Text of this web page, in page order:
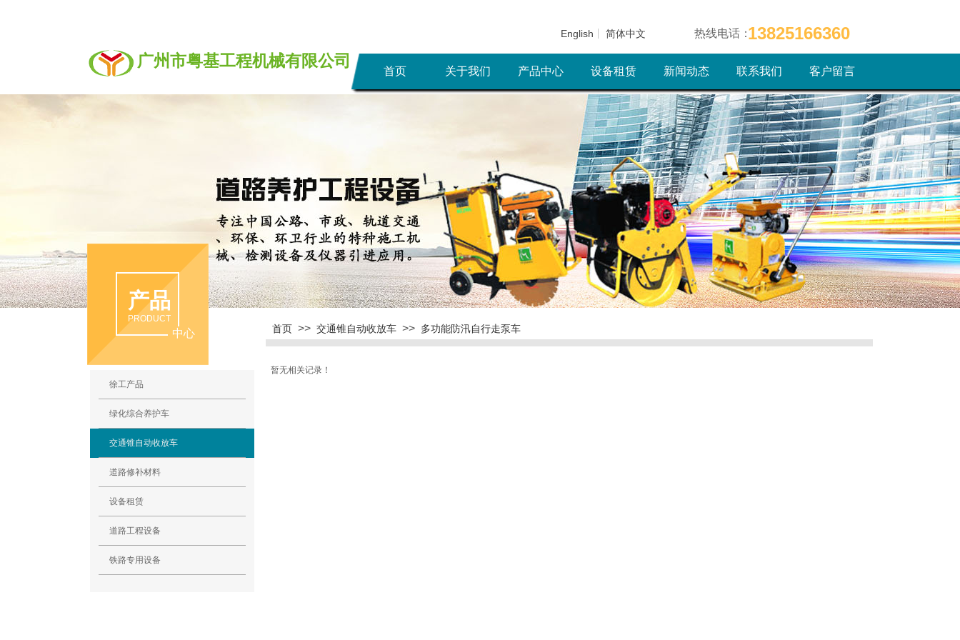
首页 关于我们 产品中心 设备租赁 新闻动态 联系我们 客户留言
13825166360
热线电话：
English 简体中文
广州市粤基工程机械有限公司
产品
PRODUCT
首页 >> 交通锥自动收放车 >> 多功能防汛自行走泵车
中心
暂无相关记录！
徐工产品
绿化综合养护车
交通锥自动收放车
道路修补材料
设备租赁
道路工程设备
铁路专用设备